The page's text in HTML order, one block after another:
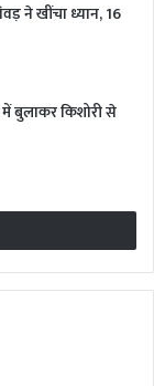
ने खींचा ध्यान, 16
बुलाकर किशोरी से